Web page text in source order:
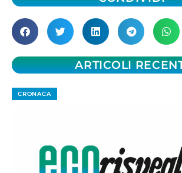
ARTICOLI
CRONACA